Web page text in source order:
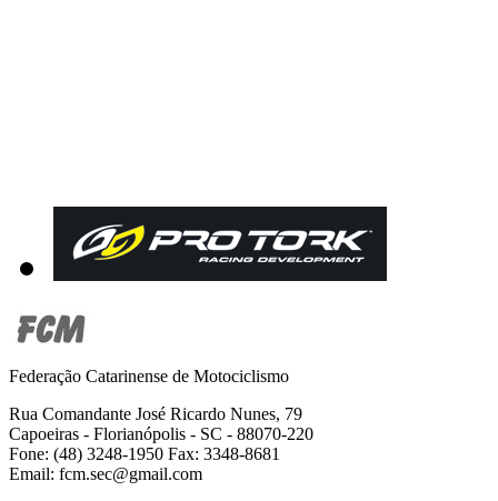
Federação Catarinense de Motociclismo
Rua Comandante José Ricardo Nunes, 79
Capoeiras - Florianópolis - SC - 88070-220
Fone: (48) 3248-1950 Fax: 3348-8681
Email: fcm.sec@gmail.com